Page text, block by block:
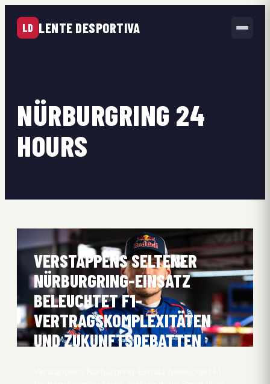
LD LENTE DESPORTIVA
NÜRBURGRING 24
HOURS
VERSTAPPENS SELTENER
NÜRBURGRING-EINSATZ
BELEUCHTET F1-
VERTRAGSKOMPLEXITÄTEN
UND ZUKUNFTSDEBATTEN